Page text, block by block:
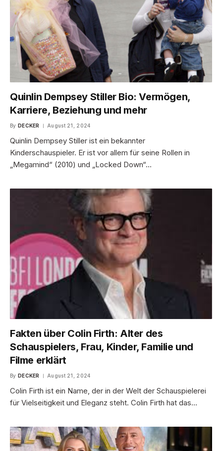
Quinlin Dempsey Stiller Bio: Vermögen,
Karriere, Beziehung und mehr
By DECKER August 21, 2024
Quinlin Dempsey Stiller ist ein bekannter
Kinderschauspieler. Er ist vor allem für seine Rollen in
„Megamind“ (2010) und „Locked Down“…
Fakten über Colin Firth: Alter des
Schauspielers, Frau, Kinder, Familie und
Filme erklärt
By DECKER August 21, 2024
Colin Firth ist ein Name, der in der Welt der Schauspielerei
für Vielseitigkeit und Eleganz steht. Colin Firth hat das…